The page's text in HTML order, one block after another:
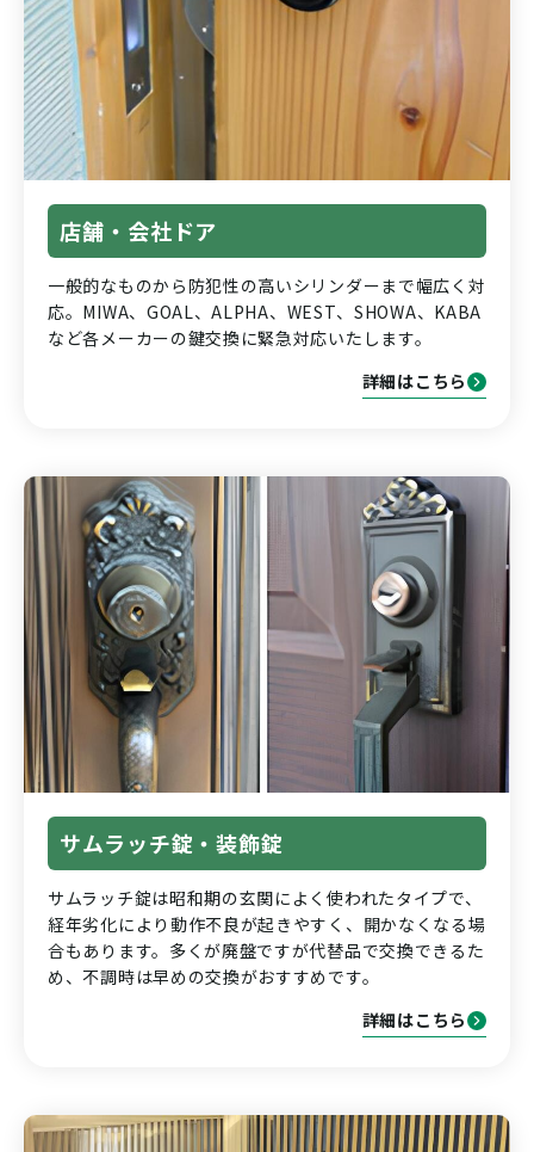
店舗・会社ドア
一般的なものから防犯性の高いシリンダーまで幅広く対
応。MIWA、GOAL、ALPHA、WEST、SHOWA、KABA
など各メーカーの鍵交換に緊急対応いたします。
詳細はこちら
サムラッチ錠・装飾錠
サムラッチ錠は昭和期の玄関によく使われたタイプで、
経年劣化により動作不良が起きやすく、開かなくなる場
合もあります。多くが廃盤ですが代替品で交換できるた
め、不調時は早めの交換がおすすめです。
詳細はこちら